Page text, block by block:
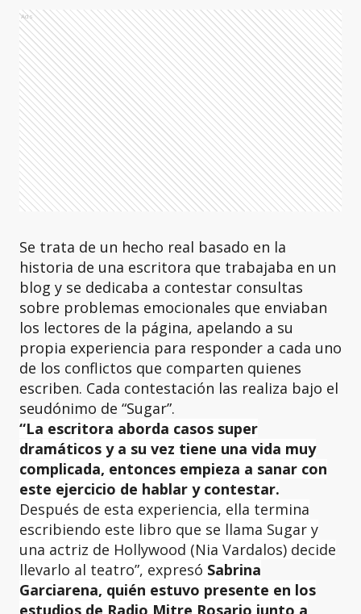
Ads
Se trata de un hecho real basado en la
historia de una escritora que trabajaba en un
blog y se dedicaba a contestar consultas
sobre problemas emocionales que enviaban
los lectores de la página, apelando a su
propia experiencia para responder a cada uno
de los conflictos que comparten quienes
escriben. Cada contestación las realiza bajo el
seudónimo de “Sugar”.
“La escritora aborda casos super
dramáticos y a su vez tiene una vida muy
complicada, entonces empieza a sanar con
este ejercicio de hablar y contestar.
Después de esta experiencia, ella termina
escribiendo este libro que se llama Sugar y
una actriz de Hollywood (Nia Vardalos) decide
llevarlo al teatro”, expresó Sabrina
Garciarena, quién estuvo presente en los
estudios de Radio Mitre Rosario junto a